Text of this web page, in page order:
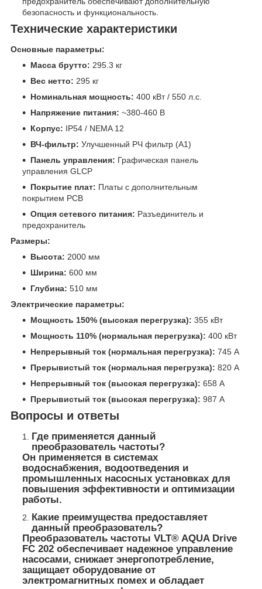
безопасность и функциональность.
Технические характеристики
Основные параметры:
Масса брутто: 295.3 кг
Вес нетто: 295 кг
Номинальная мощность: 400 кВт / 550 л.с.
Напряжение питания: ~380-460 В
Корпус: IP54 / NEMA 12
ВЧ-фильтр: Улучшенный РЧ фильтр (А1)
Панель управления: Графическая панель
управления GLCP
Покрытие плат: Платы с дополнительным
покрытием PCB
Опция сетевого питания: Разъединитель и
предохранитель
Размеры:
Высота: 2000 мм
Ширина: 600 мм
Глубина: 510 мм
Электрические параметры:
Мощность 150% (высокая перегрузка): 355 кВт
Мощность 110% (нормальная перегрузка): 400 кВт
Непрерывный ток (нормальная перегрузка): 745 А
Прерывистый ток (нормальная перегрузка): 820 А
Непрерывный ток (высокая перегрузка): 658 А
Прерывистый ток (высокая перегрузка): 987 А
Вопросы и ответы
Где применяется данный
преобразователь частоты?
Он применяется в системах
водоснабжения, водоотведения и
промышленных насосных установках для
повышения эффективности и оптимизации
работы.
Какие преимущества предоставляет
данный преобразователь?
Преобразователь частоты VLT® AQUA Drive
FC 202 обеспечивает надежное управление
насосами, снижает энергопотребление,
защищает оборудование от
электромагнитных помех и обладает